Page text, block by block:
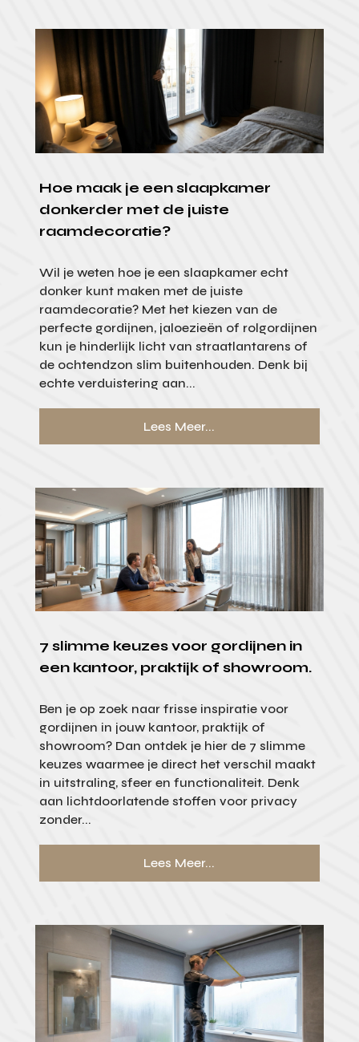
Hoe maak je een slaapkamer
donkerder met de juiste
raamdecoratie?
Wil je weten hoe je een slaapkamer echt
donker kunt maken met de juiste
raamdecoratie? Met het kiezen van de
perfecte gordijnen, jaloezieën of rolgordijnen
kun je hinderlijk licht van straatlantarens of
de ochtendzon slim buitenhouden. Denk bij
echte verduistering aan...
Lees Meer...
7 slimme keuzes voor gordijnen in
een kantoor, praktijk of showroom.
Ben je op zoek naar frisse inspiratie voor
gordijnen in jouw kantoor, praktijk of
showroom? Dan ontdek je hier de 7 slimme
keuzes waarmee je direct het verschil maakt
in uitstraling, sfeer en functionaliteit. Denk
aan lichtdoorlatende stoffen voor privacy
zonder...
Lees Meer...